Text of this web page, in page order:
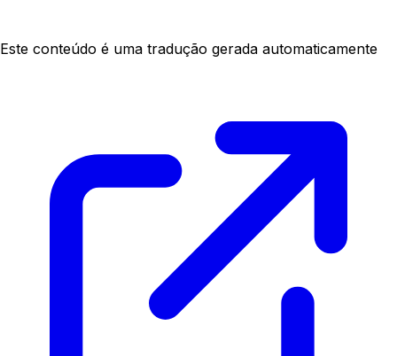
Este conteúdo é uma tradução gerada automaticamente